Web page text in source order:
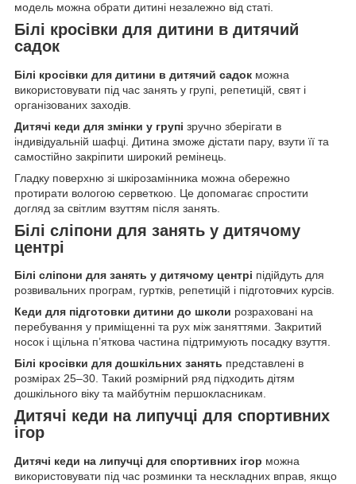
модель можна обрати дитині незалежно від статі.
Білі кросівки для дитини в дитячий
садок
Білі кросівки для дитини в дитячий садок можна
використовувати під час занять у групі, репетицій, свят і
організованих заходів.
Дитячі кеди для змінки у групі зручно зберігати в
індивідуальній шафці. Дитина зможе дістати пару, взути її та
самостійно закріпити широкий ремінець.
Гладку поверхню зі шкірозамінника можна обережно
протирати вологою серветкою. Це допомагає спростити
догляд за світлим взуттям після занять.
Білі сліпони для занять у дитячому
центрі
Білі сліпони для занять у дитячому центрі підійдуть для
розвивальних програм, гуртків, репетицій і підготовчих курсів.
Кеди для підготовки дитини до школи розраховані на
перебування у приміщенні та рух між заняттями. Закритий
носок і щільна п’яткова частина підтримують посадку взуття.
Білі кросівки для дошкільних занять представлені в
розмірах 25–30. Такий розмірний ряд підходить дітям
дошкільного віку та майбутнім першокласникам.
Дитячі кеди на липучці для спортивних
ігор
Дитячі кеди на липучці для спортивних ігор можна
використовувати під час розминки та нескладних вправ, якщо